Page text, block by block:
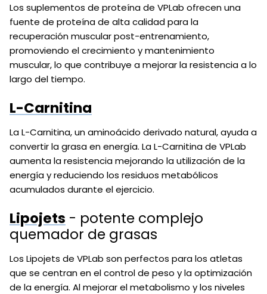
Los suplementos de proteína de VPLab ofrecen una
fuente de proteína de alta calidad para la
recuperación muscular post-entrenamiento,
promoviendo el crecimiento y mantenimiento
muscular, lo que contribuye a mejorar la resistencia a lo
largo del tiempo.
L-Carnitina
La L-Carnitina, un aminoácido derivado natural, ayuda a
convertir la grasa en energía. La L-Carnitina de VPLab
aumenta la resistencia mejorando la utilización de la
energía y reduciendo los residuos metabólicos
acumulados durante el ejercicio.
Lipojets - potente complejo
quemador de grasas
Los Lipojets de VPLab son perfectos para los atletas
que se centran en el control de peso y la optimización
de la energía. Al mejorar el metabolismo y los niveles